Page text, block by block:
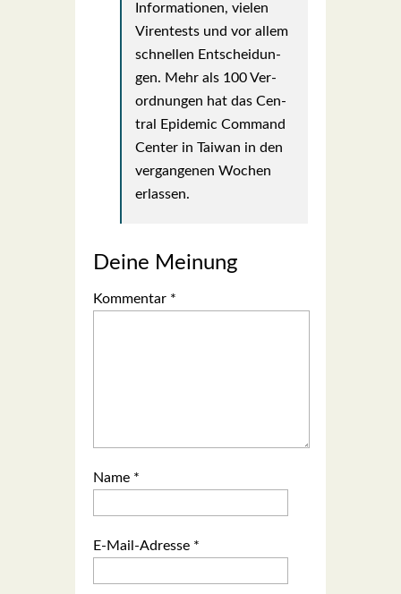
Infor­ma­tio­nen, vie­len
Viren­tests und vor allem
schnel­len Ent­schei­dun­
gen. Mehr als 100 Ver­
ord­nun­gen hat das Cen­
tral Epi­de­mic Com­mand
Cen­ter in Tai­wan in den
ver­gan­ge­nen Wochen
erlas­sen.
Deine Meinung
Kommentar *
Name *
E-Mail-Adresse *